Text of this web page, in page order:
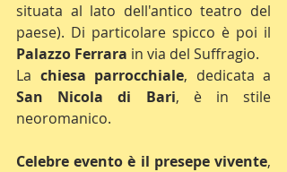
situata al lato dell'antico teatro del
Palazzo Ferrara in via del Suffragio.
La chiesa parrocchiale
San Nicola di Bari, è in stile
neoromanico.
Celebre evento è il presepe vivente,